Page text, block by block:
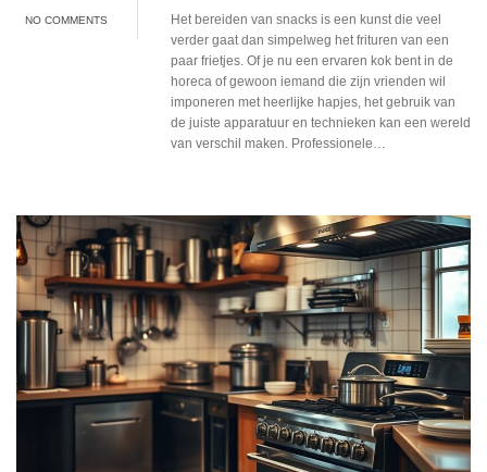
NO COMMENTS
Het bereiden van snacks is een kunst die veel
verder gaat dan simpelweg het frituren van een
paar frietjes. Of je nu een ervaren kok bent in de
horeca of gewoon iemand die zijn vrienden wil
imponeren met heerlijke hapjes, het gebruik van
de juiste apparatuur en technieken kan een wereld
van verschil maken. Professionele…